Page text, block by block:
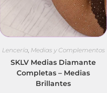
Lencería, Medias y Complementos
SKLV Medias Diamante
Completas – Medias
Brillantes